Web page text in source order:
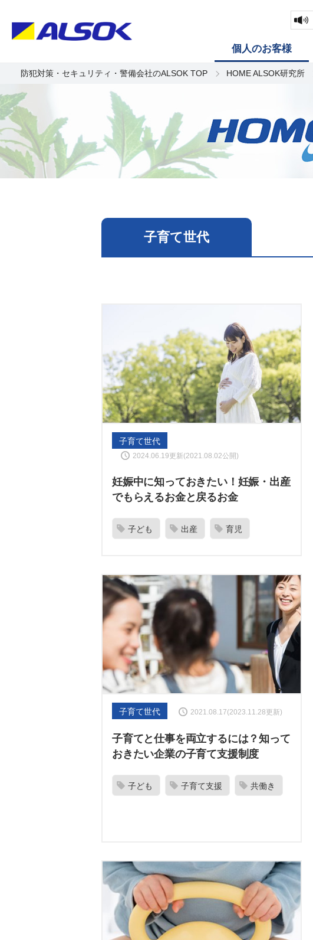
個人のお客様
防犯対策・セキュリティ・警備会社のALSOK TOP HOME ALSOK研究所
子育て世代
子育て世代
2024.06.19更新(2021.08.02公開)
妊娠中に知っておきたい！妊娠・出産
でもらえるお金と戻るお金
子ども 出産 育児
子育て世代 2021.08.17(2023.11.28更新)
子育てと仕事を両立するには？知って
おきたい企業の子育て支援制度
子ども 子育て支援 共働き